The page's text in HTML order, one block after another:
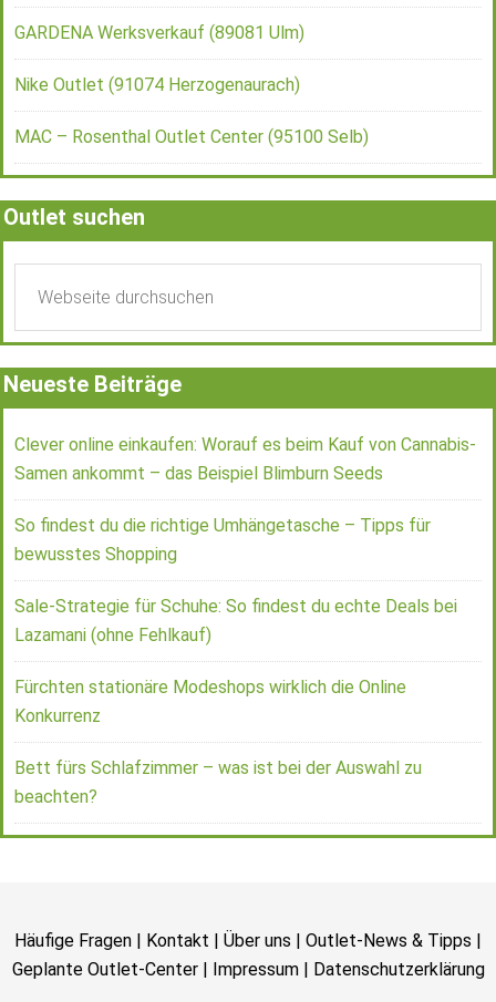
GARDENA Werksverkauf (89081 Ulm)
Nike Outlet (91074 Herzogenaurach)
MAC – Rosenthal Outlet Center (95100 Selb)
Outlet suchen
Neueste Beiträge
Clever online einkaufen: Worauf es beim Kauf von Cannabis-
Samen ankommt – das Beispiel Blimburn Seeds
So findest du die richtige Umhängetasche – Tipps für
bewusstes Shopping
Sale-Strategie für Schuhe: So findest du echte Deals bei
Lazamani (ohne Fehlkauf)
Fürchten stationäre Modeshops wirklich die Online
Konkurrenz
Bett fürs Schlafzimmer – was ist bei der Auswahl zu
beachten?
Häufige Fragen | Kontakt | Über uns | Outlet-News & Tipps |
Geplante Outlet-Center| Impressum| Datenschutzerklärung